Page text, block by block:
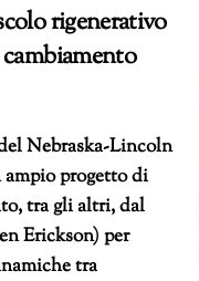
rigenerativo
Nebraska-Lincoln
progetto di
tra gli altri, dal
Erickson) per
tra